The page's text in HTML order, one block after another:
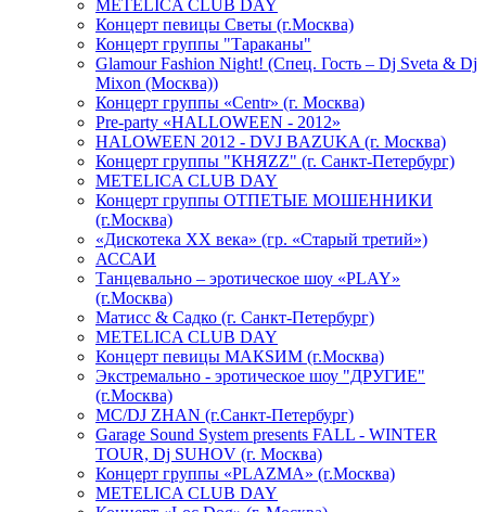
METELICA CLUB DAY
Концерт певицы Светы (г.Москва)
Концерт группы "Тараканы"
Glamour Fashion Night! (Спец. Гость – Dj Sveta & Dj
Mixon (Москва))
Концерт группы «Centr» (г. Москва)
Pre-party «HALLOWEEN - 2012»
HALOWEEN 2012 - DVJ BAZUKA (г. Москва)
Концерт группы "КНЯZZ" (г. Санкт-Петербург)
METELICA CLUB DAY
Концерт группы ОТПЕТЫЕ МОШЕННИКИ
(г.Москва)
«Дискотека ХХ века» (гр. «Старый третий»)
АССАИ
Танцевально – эротическое шоу «PLAY»
(г.Москва)
Матисс & Садко (г. Санкт-Петербург)
METELICA CLUB DAY
Концерт певицы МАКSИМ (г.Москва)
Экстремально - эротическое шоу "ДРУГИЕ"
(г.Москва)
МС/DJ ZHAN (г.Санкт-Петербург)
Garage Sound System presents FALL - WINTER
TOUR, Dj SUHOV (г. Москва)
Концерт группы «PLAZMA» (г.Москва)
METELICA CLUB DAY